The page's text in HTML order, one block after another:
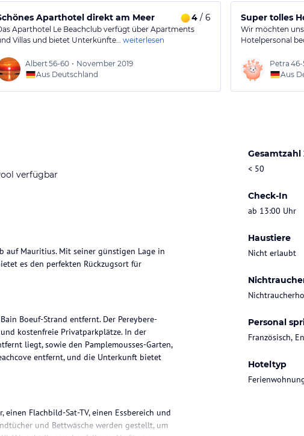
Aparthotel direkt am Meer 4/ 6
Aparthotel Le Beachclub verfügt über Apartments
Villas und bietet Unterkünfte… weiterlesen
Albert56-60 • November 2019
Aus Deutschland
Super tolles
Wir möchten
Hotelpersonal
Petra 46-
Aus
verfügbar
< 50
Check-In
ab 13:00 Uhr
Haustiere
Nicht erlaubt
Personal
Französisch,
Hoteltyp
auf Mauritius. Mit seiner günstigen Lage in
es den perfekten Rückzugsort für
Boeuf-Strand entfernt. Der Pereybere-
kostenfreie Privatparkplätze. In der
liegt, sowie den Pamplemousses-Garten,
entfernt, und die Unterkunft bietet
Flachbild-Sat-TV, einen Essbereich und
und Bettwäsche werden gestellt, um